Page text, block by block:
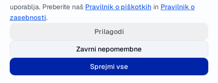
uporablja. Preberite naš Pravilnik o piškotkih in Pravilnik o
zasebnosti.
Prilagodi
Zavrni nepomembne
Sprejmi vse